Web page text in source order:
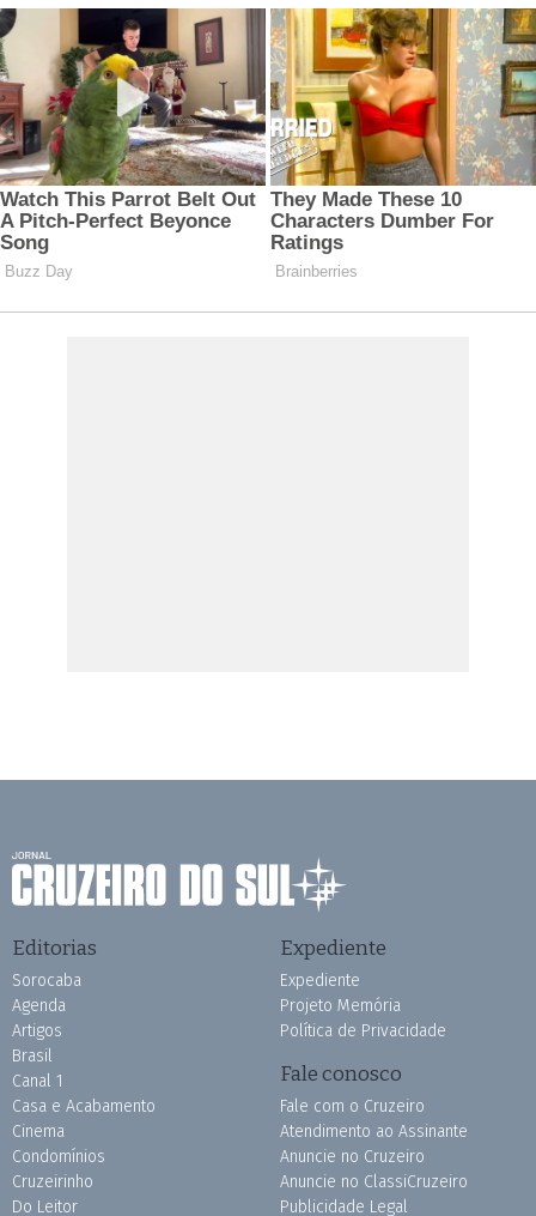
Editorias
Sorocaba
Agenda
Artigos
Brasil
Canal 1
Casa e Acabamento
Cinema
Condomínios
Cruzeirinho
Do Leitor
Expediente
Expediente
Projeto Memória
Política de Privacidade
Fale conosco
Fale com o Cruzeiro
Atendimento ao Assinante
Anuncie no Cruzeiro
Anuncie no ClassiCruzeiro
Publicidade Legal